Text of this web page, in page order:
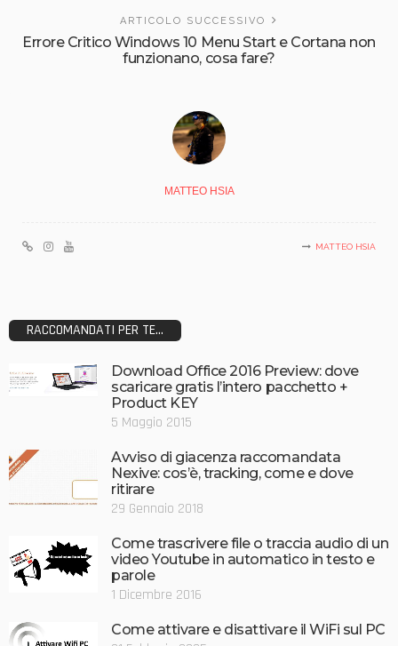
ARTICOLO SUCCESSIVO
Errore Critico Windows 10 Menu Start e Cortana non
funzionano, cosa fare?
MATTEO HSIA
MATTEO HSIA
RACCOMANDATI PER TE...
Download Office 2016 Preview: dove
scaricare gratis l’intero pacchetto +
Product KEY
5 Maggio 2015
Avviso di giacenza raccomandata
Nexive: cos’è, tracking, come e dove
ritirare
29 Gennaio 2018
Come trascrivere file o traccia audio di un
video Youtube in automatico in testo e
parole
1 Dicembre 2016
Come attivare e disattivare il WiFi sul PC